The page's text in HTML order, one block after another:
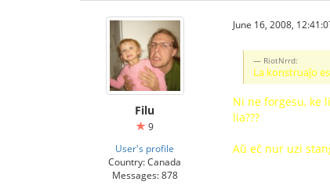
Filu
9
User's profile
Country: Canada
Messages: 878
June 16, 2008,
RiotNrrd:
La konstruaĵo
Ni ne forgesu, ke
lia???
Aŭ eĉ nur uzi